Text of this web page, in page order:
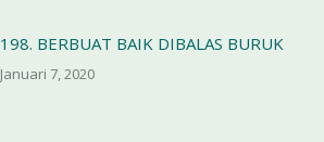
198. BERBUAT BAIK DIBALAS BURUK
Januari 7, 2020